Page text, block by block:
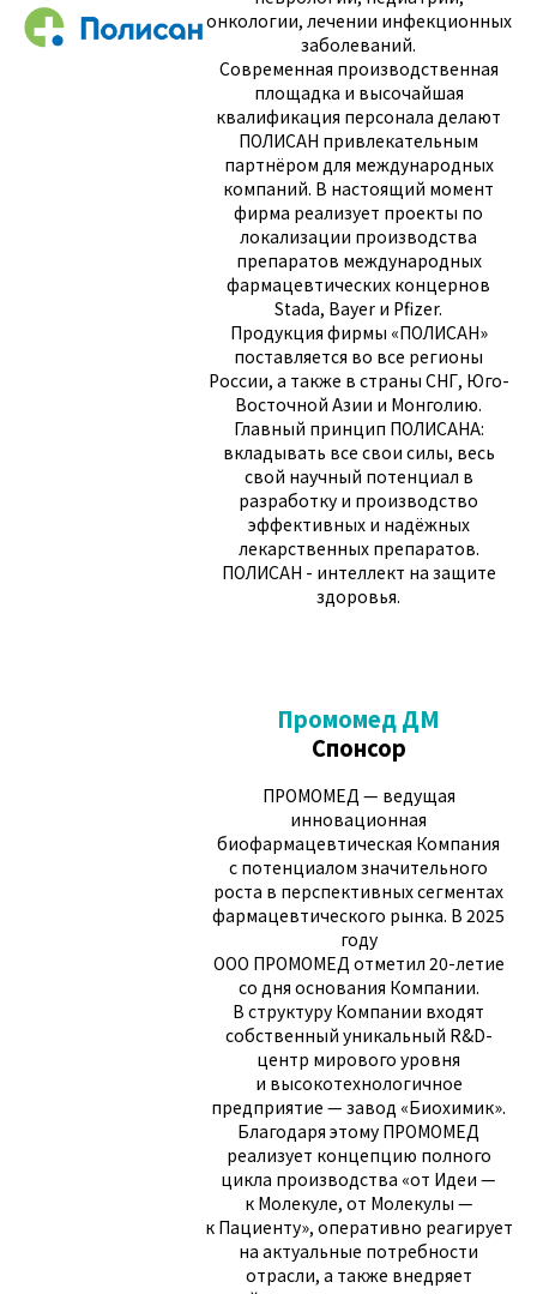
онкологии, лечении инфекционных
заболеваний.
Современная производственная
площадка и высочайшая
квалификация персонала делают
ПОЛИСАН привлекательным
партнёром для международных
компаний. В настоящий момент
фирма реализует проекты по
локализации производства
препаратов международных
фармацевтических концернов
Stada, Bayer и Pfizer.
Продукция фирмы «ПОЛИСАН»
поставляется во все регионы
России, а также в страны СНГ, Юго-
Восточной Азии и Монголию.
Главный принцип ПОЛИСАНА:
вкладывать все свои силы, весь
свой научный потенциал в
разработку и производство
эффективных и надёжных
лекарственных препаратов.
ПОЛИСАН - интеллект на защите
здоровья.
Промомед ДМ
Спонсор
ПРОМОМЕД — ведущая
инновационная
биофармацевтическая Компания
с потенциалом значительного
роста в перспективных сегментах
фармацевтического рынка. В 2025
году
ООО ПРОМОМЕД отметил 20-летие
со дня основания Компании.
В структуру Компании входят
собственный уникальный R&D-
центр мирового уровня
и высокотехнологичное
предприятие — завод «Биохимик».
Благодаря этому ПРОМОМЕД
реализует концепцию полного
цикла производства «от Идеи —
к Молекуле, от Молекулы —
к Пациенту», оперативно реагирует
на актуальные потребности
отрасли, а также внедряет